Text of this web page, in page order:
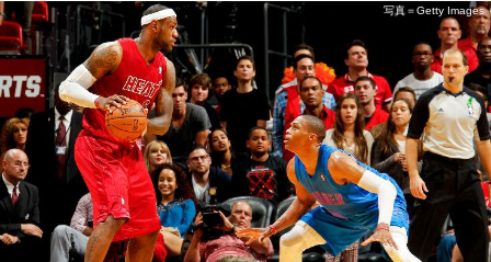
写真＝Getty Images